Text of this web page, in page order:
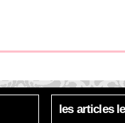
les articles